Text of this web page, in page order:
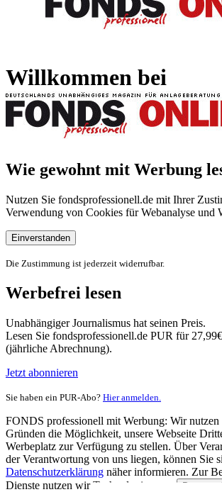
Willkommen bei
Wie gewohnt mit Werbung
Nutzen Sie fondsprofessionell.de mit Ihrer
Verwendung von Cookies für Webanalyse und
Einverstanden
Die Zustimmung ist jederzeit widerrufbar.
Werbefrei lesen
Unabhängiger Journalismus hat seinen Preis.
Lesen Sie fondsprofessionell.de PUR für
(jährliche Abrechnung).
Jetzt abonnieren
Sie haben ein PUR-Abo? Hier anmelden.
FONDS professionell mit Werbung: Wir nutzen
Gründen die Möglichkeit, unsere Webseite
Werbeplatz zur Verfügung zu stellen. Über
der Verantwortung von uns liegen, können Sie
Datenschutzerklärung näher informieren. Zur
Dienste nutzen wir Technologien von
Partnern